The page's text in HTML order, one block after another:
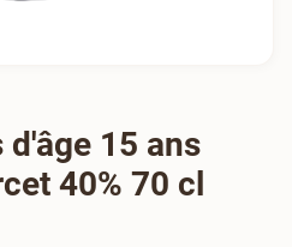
d'âge 15 ans
40% 70 cl